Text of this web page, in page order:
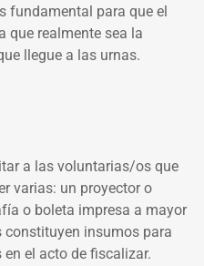
fundamental para que el
que realmente sea la
llegue a las urnas.
a las voluntarias/os que
varias: un proyector o
o boleta impresa a mayor
constituyen insumos para
el acto de fiscalizar.